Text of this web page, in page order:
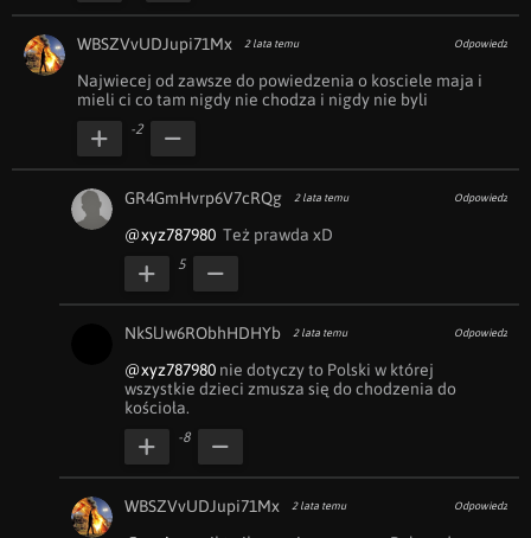
WBSZVvUDJupi71Mx 2 lata temu Odpowiedz
Najwiecej od zawsze do powiedzenia o kosciele maja i
mieli ci co tam nigdy nie chodza i nigdy nie byli
-2
GR4GmHvrp6V7cRQg 2 lata temu Odpowiedz
@xyz787980
  Też prawda xD
5
NkSlJw6RObhHDHYb 2 lata temu Odpowiedz
@xyz787980 nie dotyczy to Polski w której
wszystkie dzieci zmusza się do chodzenia do
kościoła.
-8
WBSZVvUDJupi71Mx 2 lata temu Odpowiedz